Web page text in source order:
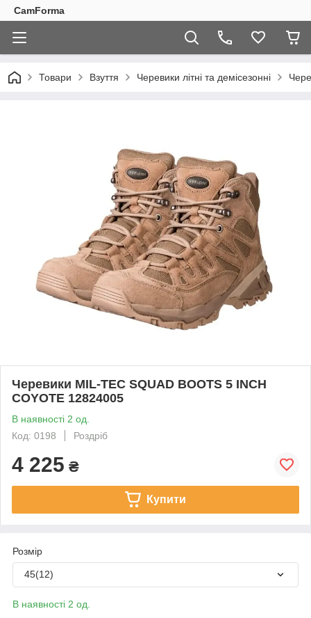
CamForma
Товари Взуття Черевики літні та демісезонні
Черевики MIL-TEC SQUAD BOOTS 5 INCH
COYOTE 12824005
В наявності 2 од.
Код: 0198
Роздріб
4 225 ₴
Купити
Розмір
45(12)
В наявності 2 од.